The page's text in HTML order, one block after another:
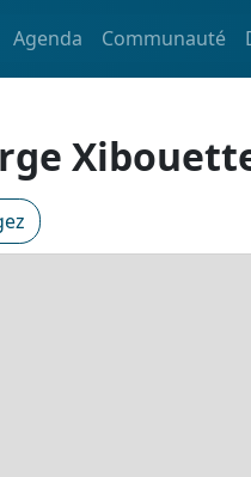
Agenda Communauté